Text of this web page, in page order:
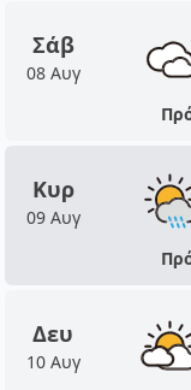
Σάβ
08 Αυγ
Κυρ
09 Αυγ
Δευ
10 Αυγ